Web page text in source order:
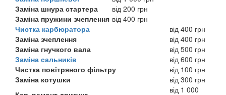
Заміна шнура стартера
від 200 грн
Заміна пружини зчеплення від 400 грн
Чистка карбюратора
від 400 грн
Заміна зчеплення
від 400 грн
Заміна гнучкого вала
від 500 грн
Заміна сальників
від 600 грн
Чистка повітряного фільтру
від 100 грн
Заміна котушки
від 300 грн
від 1 000